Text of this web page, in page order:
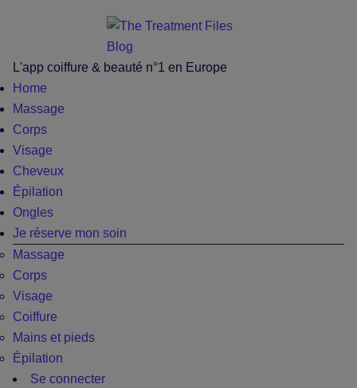
content
menu
sidebar
L'app coiffure & beauté n°1 en Europe
Home
Massage
Corps
Visage
Cheveux
Épilation
Ongles
Je réserve mon soin
Massage
Corps
Visage
Coiffure
Mains et pieds
Épilation
Se connecter